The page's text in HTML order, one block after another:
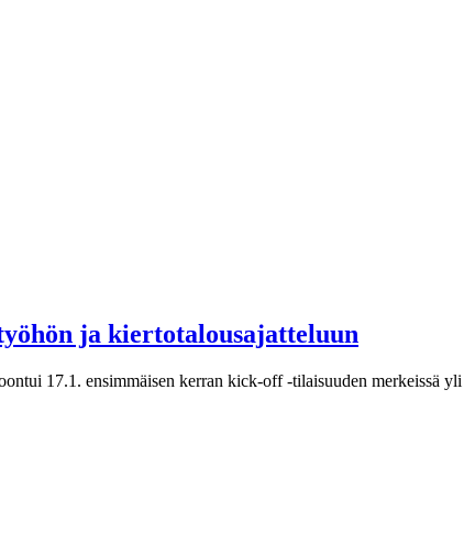
ja kiertotalousajatteluun
17.1. ensimmäisen kerran kick-off -tilaisuuden